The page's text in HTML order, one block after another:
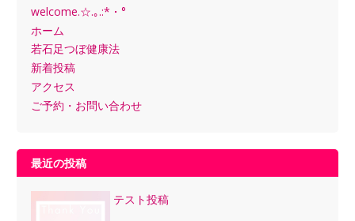
welcome.☆.｡.:*・°
ホーム
若石足つぼ健康法
新着投稿
アクセス
ご予約・お問い合わせ
最近の投稿
テスト投稿